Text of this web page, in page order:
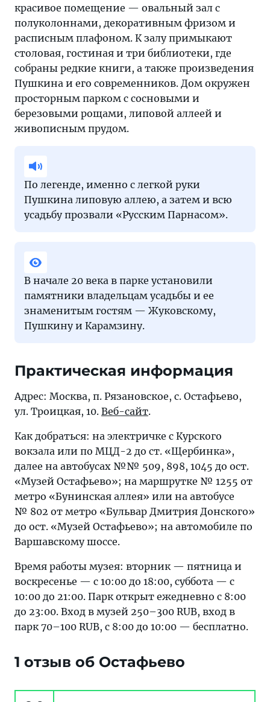
красивое помещение — овальный зал с
полуколоннами, декоративным фризом и
расписным плафоном. К залу примыкают
столовая, гостиная и три библиотеки, где
собраны редкие книги, а также произведения
Пушкина и его современников. Дом окружен
просторным парком с сосновыми и
березовыми рощами, липовой аллеей и
живописным прудом.
По легенде, именно с легкой руки
Пушкина липовую аллею, а затем и всю
усадьбу прозвали «Русским Парнасом».
В начале 20 века в парке установили
памятники владельцам усадьбы и ее
знаменитым гостям — Жуковскому,
Пушкину и Карамзину.
Практическая информация
Адрес: Москва, п. Рязановское, с. Остафьево,
ул. Троицкая, 10. Веб-сайт.
Как добраться: на электричке с Курского
вокзала или по МЦД-2 до ст. «Щербинка»,
далее на автобусах №№ 509, 898, 1045 до ост.
«Музей Остафьево»; на маршрутке № 1255 от
метро «Бунинская аллея» или на автобусе
№ 802 от метро «Бульвар Дмитрия Донского»
до ост. «Музей Остафьево»; на автомобиле по
Варшавскому шоссе.
Время работы музея: вторник — пятница и
воскресенье — с 10:00 до 18:00, суббота — с
10:00 до 21:00. Парк открыт ежедневно с 8:00
до 23:00. Вход в музей 250–300 RUB, вход в
парк 70–100 RUB, с 8:00 до 10:00 — бесплатно.
1 отзыв об Остафьево